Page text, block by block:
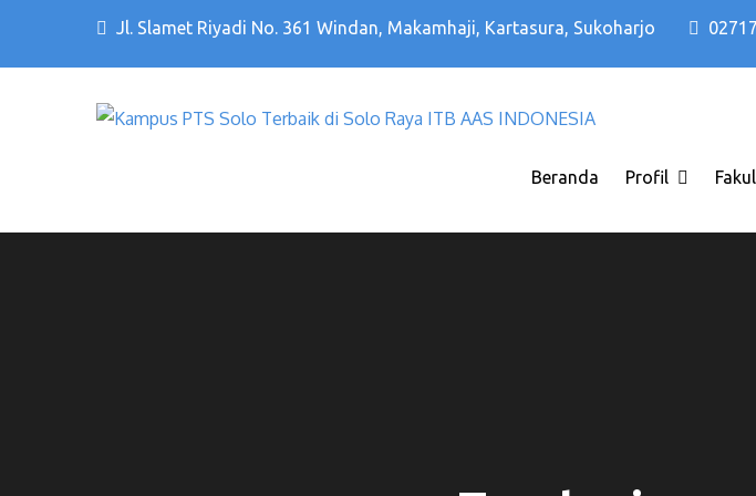
Jl. Slamet Riyadi No. 361 Windan, Makamhaji, Kartasura, Sukoharjo
Beranda Profil